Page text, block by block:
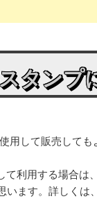
タンプ
用して販売しても
て利用する場合は
ます。詳しくは、